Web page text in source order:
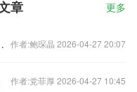
章 更多
担任总经理 作者:鲍琛晶 2026-04-27 20:07
作者:党菲厚 2026-04-27 10:45